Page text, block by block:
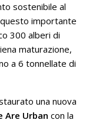
sostenibile al
importante
300 alberi di
maturazione,
a 6 tonnellate di
una nuova
Are Urban con la